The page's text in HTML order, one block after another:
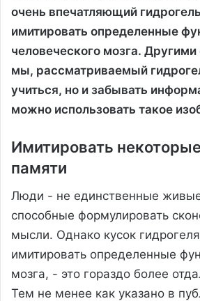
очень впечатляющий
имитировать определенные
человеческого мозга.
мы, рассматриваемый
учиться, но и забывать
можно использовать такое
Имитировать
памяти
Люди - не единственные
способные формулировать
мысли. Однако кусок
имитировать определенные
мозга, - это гораздо более
Тем не менее как указано в